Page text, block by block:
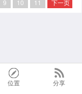
9 10 11 下一页
位置 分享